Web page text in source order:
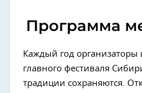
Программа
Каждый год
главного фестиваля
традиции сохраняются.